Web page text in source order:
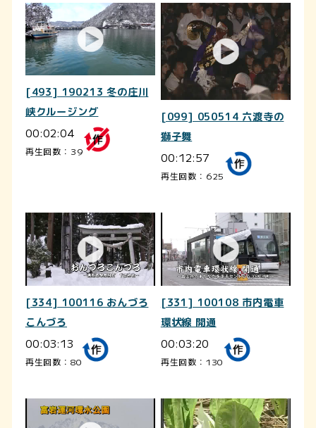
[493] 190213 冬の庄川
峡クルージング
00:02:04
再生回数：39
[099] 050514 六渡寺の
獅子舞
00:12:57
再生回数：625
[334] 100116 おんづろ
こんづろ
00:03:13
再生回数：80
[331] 100108 市内電車
環状線 開通
00:03:20
再生回数：130